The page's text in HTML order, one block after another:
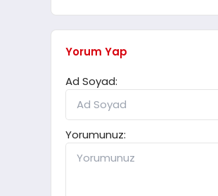
Yorum Yap
Ad Soyad:
Yorumunuz: